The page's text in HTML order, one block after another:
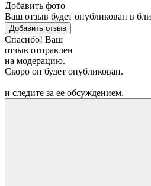
Добавить фото
Ваш отзыв будет опубликован в
Добавить отзыв
Спасибо! Ваш
отзыв отправлен
на модерацию.
Скоро он будет опубликован.
и следите за ее обсуждением.